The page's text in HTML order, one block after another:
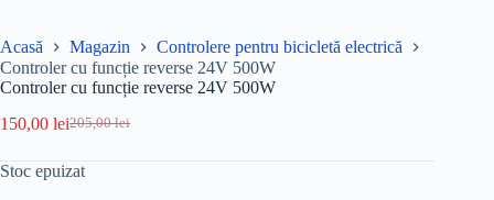
Acasă Magazin
Controlere pentru bicicletă electrică
Controler cu funcție reverse 24V 500W
Controler cu funcție reverse 24V 500W
205,00lei
Prețul
a
150,00 leiPrețul
este:
Stoc epuizat